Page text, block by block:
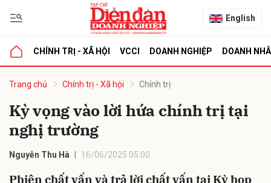
English
CHÍNH TRỊ - XÃ HỘI VCCI DOANH NGHIỆP DOANH
Trang chủ Chính trị - Xã hội Chính trị
Kỳ vọng vào lời hứa chính trị tại
nghị trường
Nguyễn Thu Hà 16/06/2025 05:00
Phiên chất vấn và trả lời chất vấn tại Kỳ họp
luận